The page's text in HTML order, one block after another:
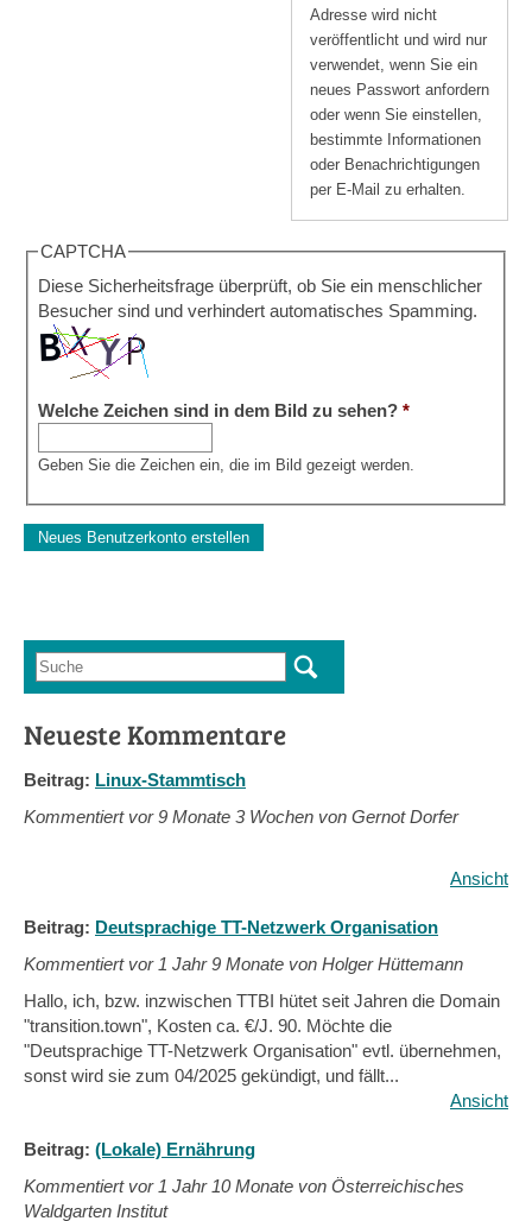
Adresse wird nicht
veröffentlicht und wird nur
verwendet, wenn Sie ein
neues Passwort anfordern
oder wenn Sie einstellen,
bestimmte Informationen
oder Benachrichtigungen
per E-Mail zu erhalten.
CAPTCHA
Diese Sicherheitsfrage überprüft, ob Sie ein menschlicher
Besucher sind und verhindert automatisches Spamming.
Welche Zeichen sind in dem Bild zu sehen? *
Geben Sie die Zeichen ein, die im Bild gezeigt werden.
Suchformular
Suche
Neueste Kommentare
Beitrag: Linux-Stammtisch
Kommentiert vor9 Monate 3 Wochen von Gernot Dorfer
Ansicht
Beitrag: Deutsprachige TT-Netzwerk Organisation
Kommentiert vor 1 Jahr 9 Monate von Holger Hüttemann
Hallo, ich, bzw. inzwischen TTBI hütet seit Jahren die Domain
"transition.town", Kosten ca. €/J. 90. Möchte die
"Deutsprachige TT-Netzwerk Organisation" evtl. übernehmen,
sonst wird sie zum 04/2025 gekündigt, und fällt...
Ansicht
Beitrag: (Lokale) Ernährung
Kommentiert vor 1 Jahr 10 Monate von Österreichisches
Waldgarten Institut